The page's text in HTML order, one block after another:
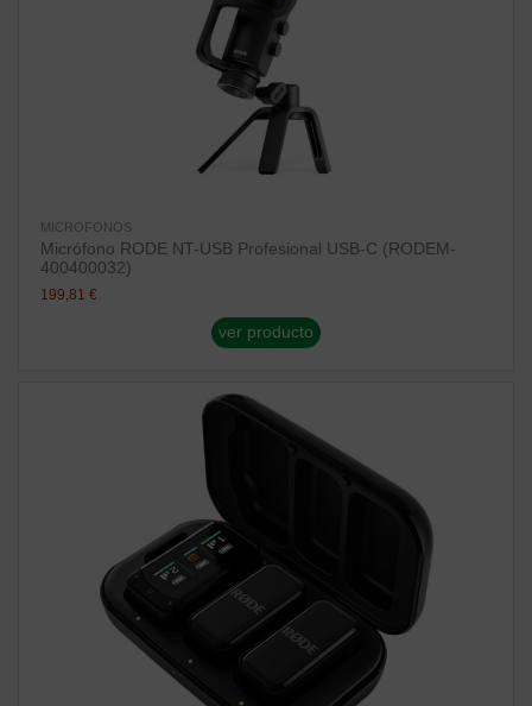
MICROFONOS
Micrófono RODE NT-USB Profesional USB-C (RODEM-
400400032)
199,81 €
ver producto